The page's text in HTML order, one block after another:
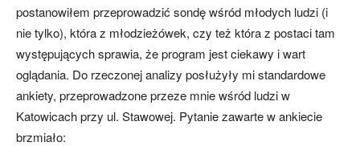
postanowiłem przeprowadzić sondę wśród młodych ludzi (i
nie tylko), która z młodzieżówek, czy też która z postaci tam
występujących sprawia, że program jest ciekawy i wart
oglądania. Do rzeczonej analizy posłużyły mi standardowe
ankiety, przeprowadzone przeze mnie wśród ludzi w
Katowicach przy ul. Stawowej. Pytanie zawarte w ankiecie
brzmiało: